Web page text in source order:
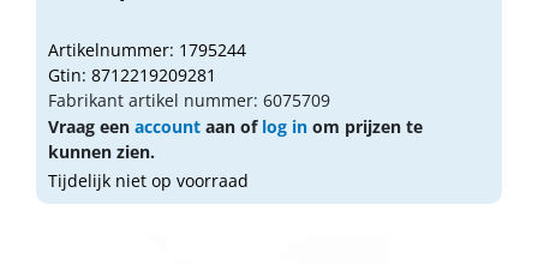
Artikelnummer: 1795244
Gtin: 8712219209281
Fabrikant artikel nummer: 6075709
Vraag een account aan of log in om prijzen te
kunnen zien.
Tijdelijk niet op voorraad